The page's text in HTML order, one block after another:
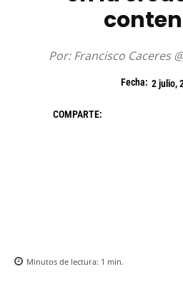
Por: Francisco Caceres
Fecha: 2 julio,
COMPARTE:
Minutos de lectura: 1 min.